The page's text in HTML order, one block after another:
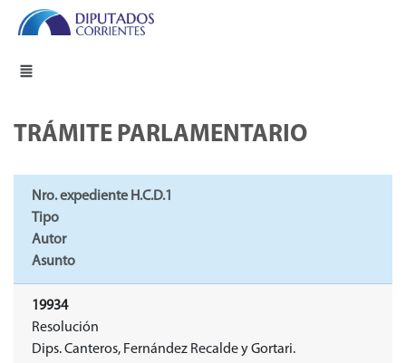
TRÁMITE PARLAMENTARIO
Nro. expediente H.C.D.1
Tipo
Autor
Asunto
19934
Resolución
Dips. Canteros, Fernández Recalde y Gortari.